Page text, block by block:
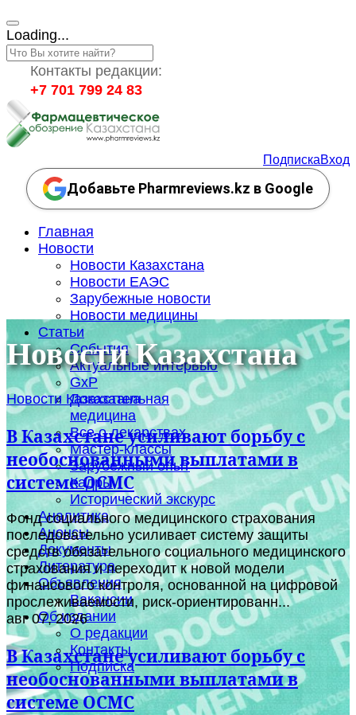
Loading...
Контакты редакции:
+7 701 799 24 83
ПодпискаВход
Добавьте Pharmreviews.kz в Google
Главная
Новости
Новости Казахстана
Новости ЕАЭС
Зарубежные новости
Новости медицины
Статьи
События
Актуальные интервью
GxP
Доказательная
медицина
Все о лекарствах
Мастер-классы
Зарубежный опыт
Кадры
Исторический экскурс
Аналитика
Анонсы
Документы
Литература
Объявления
Вакансии
Об издании
О редакции
Контакты
Подписка
Новости Казахстана
Новости Казахстана
В Казахстане усиливают борьбу с
необоснованными выплатами в
системе ОСМС
Фонд социального медицинского страхования
последовательно усиливает систему защиты
средств обязательного социального медицинского
страхования и переходит к новой модели
финансового контроля, основанной на цифровой
прослеживаемости, риск-ориентированн...
авг 07, 2026
В Казахстане усиливают борьбу с
необоснованными выплатами в
системе ОСМС